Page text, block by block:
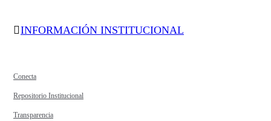
INFORMACIÓN INSTITUCIONAL
Conecta
Repositorio Institucional
Transparencia